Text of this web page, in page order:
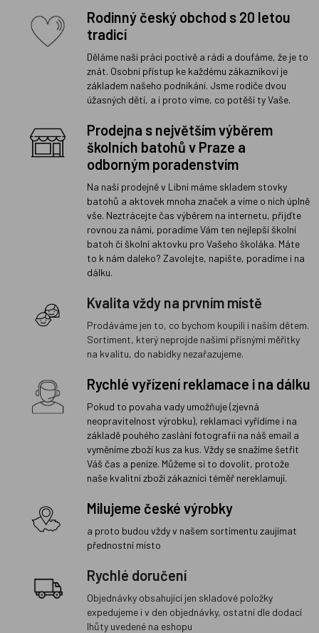
Rodinný český obchod s 20 letou
tradicí
Děláme naši práci poctivě a rádi a doufáme, že je to
znát. Osobní přístup ke každému zákazníkovi je
základem našeho podnikání. Jsme rodiče dvou
úžasných dětí, a i proto víme, co potěší ty Vaše.
Prodejna s největším výběrem
školních batohů v Praze a
odborným poradenstvím
Na naší prodejně v Libni máme skladem stovky
batohů a aktovek mnoha značek a víme o nich úplně
vše. Neztrácejte čas výběrem na internetu, přijďte
rovnou za námi, poradíme Vám ten nejlepší školní
batoh či školní aktovku pro Vašeho školáka. Máte
to k nám daleko? Zavolejte, napište, poradíme i na
dálku.
Kvalita vždy na prvním místě
Prodáváme jen to, co bychom koupili i našim dětem.
Sortiment, který neprojde našimi přísnými měřítky
na kvalitu, do nabídky nezařazujeme.
Rychlé vyřízení reklamace i na dálku
Pokud to povaha vady umožňuje (zjevná
neopravitelnost výrobku), reklamaci vyřídíme i na
základě pouhého zaslání fotografií na náš email a
vyměníme zboží kus za kus. Vždy se snažíme šetřit
Váš čas a peníze. Můžeme si to dovolit, protože
naše kvalitní zboží zákazníci téměř nereklamují.
Milujeme české výrobky
a proto budou vždy v našem sortimentu zaujímat
přednostní místo
Rychlé doručení
Objednávky obsahující jen skladové položky
expedujeme i v den objednávky, ostatní dle dodací
lhůty uvedené na eshopu